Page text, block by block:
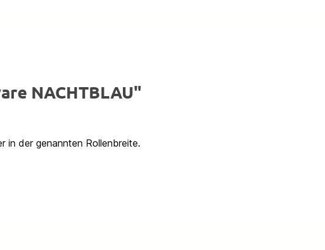
NACHTBLAU"
in der genannten Rollenbreite.